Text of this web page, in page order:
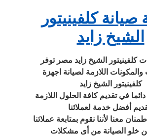
كلفينيتور
الشيخ زايد
كلفينيتور الشيخ زايد مصر توفر
والمكونات اللازمة لصيانة اجهزة
كلفينيتور الشيخ زايد
في تقديم كافة الحلول اللازمة
أفضل خدمة لعملائنا
معنا لأننا نقوم بمتابعة عملائنا
خلو الصيانة من أى مشكلات